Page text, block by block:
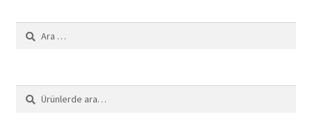
Arama:
Ara:
Ara